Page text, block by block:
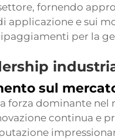
fornendo
applicazione e sui
per la
sul
forza dominante
continua e